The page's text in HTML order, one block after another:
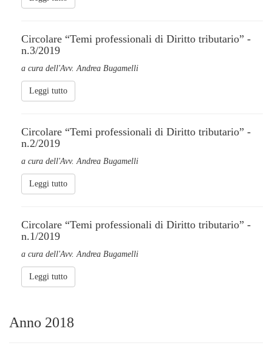
Circolare “Temi professionali di Diritto tributario” -
n.3/2019
a cura dell'Avv. Andrea Bugamelli
Leggi tutto
Circolare “Temi professionali di Diritto tributario” -
n.2/2019
a cura dell'Avv. Andrea Bugamelli
Leggi tutto
Circolare “Temi professionali di Diritto tributario” -
n.1/2019
a cura dell'Avv. Andrea Bugamelli
Leggi tutto
Anno 2018